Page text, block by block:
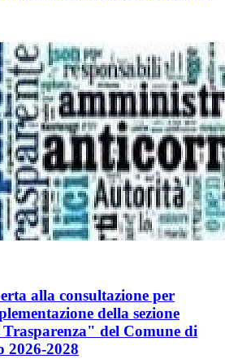
alla consultazione per
della sezione
del Comune di
2026-2028